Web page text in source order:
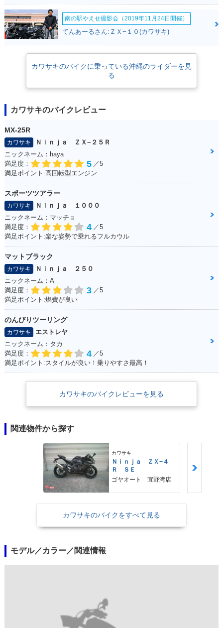
南の駅やえせ撮影会（2019年11月24日開催）
てんあーるさん:ＺＸ−１０(カワサキ)
カワサキのバイクに乗っている沖縄のライダーを見
る
カワサキのバイクレビュー
MX-25R
カワサキ
Ｎｉｎｊａ ＺＸ−２５Ｒ
ニックネーム：haya
満足度：
5 ／5
満足ポイント:高回転型エンジン
スポーツツアラー
カワサキ
Ｎｉｎｊａ １０００
ニックネーム：マッチョ
満足度：
4 ／5
満足ポイント:楽な姿勢で乗れるフルカウル
マットブラック
カワサキ
Ｎｉｎｊａ ２５０
ニックネーム：A
満足度：
3 ／5
満足ポイント:燃費が良い
のんびりツーリング
カワサキ
エストレヤ
ニックネーム：タカ
満足度：
4 ／5
満足ポイント:スタイルが良い！乗りやすさ最高！
カワサキのバイクレビューを見る
関連物件から探す
カワサキ
Ｎｉｎｊａ ＺＸ−４
Ｒ ＳＥ
ゴヤオート 宜野湾店
カワサキのバイクをすべて見る
モデル／カラー／関連情報